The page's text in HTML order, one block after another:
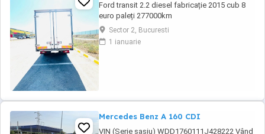
Ford transit 2.2 diesel fabricație 2015 cub 8
euro paleți 277000km
Sector 2, Bucuresti
1 ianuarie
Mercedes Benz A 160 CDI
VIN (Serie sasiu) WDD1760111J428222 Vând